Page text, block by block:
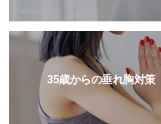
35歳からの垂れ胸対策